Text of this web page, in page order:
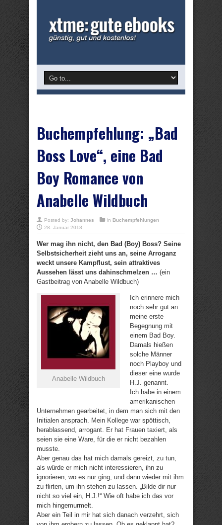
Buchempfehlung: „Bad
Boss Love“, eine Bad
Boy Romance von
Anabelle Wildbuch
Posted by: Johannes in Buchempfehlungen
28. Januar 2018
Wer mag ihn nicht, den Bad (Boy) Boss? Seine
Selbstsicherheit zieht uns an, seine Arroganz
weckt unsere Kampflust, sein attraktives
Aussehen lässt uns dahinschmelzen … (ein
Gastbeitrag von Anabelle Wildbuch)
Anabelle Wildbuch
Ich erinnere mich
noch sehr gut an
meine erste
Begegnung mit
einem Bad Boy.
Damals hießen
solche Männer
noch Playboy und
dieser eine wurde
H.J. genannt.
Ich habe in einem
amerikanischen
Unternehmen gearbeitet, in dem man sich mit den
Initialen ansprach. Mein Kollege war spöttisch,
herablassend, arrogant. Er hat Frauen taxiert, als
seien sie eine Ware, für die er nicht bezahlen
musste.
Aber genau das hat mich damals gereizt, zu tun,
als würde er mich nicht interessieren, ihn zu
ignorieren, wo es nur ging, und dann wieder mit ihm
zu flirten, um ihn stehen zu lassen. „Bilde dir nur
nicht so viel ein, H.J.!“ Wie oft habe ich das vor
mich hingemurmelt.
Aber ein Teil in mir hat sich danach verzehrt, sich